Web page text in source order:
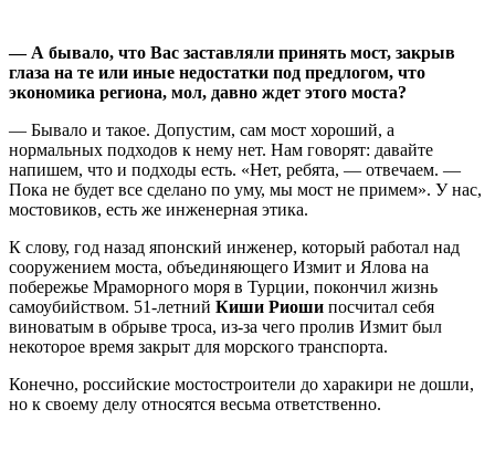
— А бывало, что Вас заставляли принять мост, закрыв
глаза на те или иные недостатки под предлогом, что
экономика региона, мол, давно ждет этого моста?
— Бывало и такое. Допустим, сам мост хороший, а
нормальных подходов к нему нет. Нам говорят: давайте
напишем, что и подходы есть. «Нет, ребята, — отвечаем. —
Пока не будет все сделано по уму, мы мост не примем». У нас,
мостовиков, есть же инженерная этика.
К слову, год назад японский инженер, который работал над
сооружением моста, объединяющего Измит и Ялова на
побережье Мраморного моря в Турции, покончил жизнь
самоубийством. 51-летний Киши Риоши посчитал себя
виноватым в обрыве троса, из-за чего пролив Измит был
некоторое время закрыт для морского транспорта.
Конечно, российские мостостроители до харакири не дошли,
но к своему делу относятся весьма ответственно.